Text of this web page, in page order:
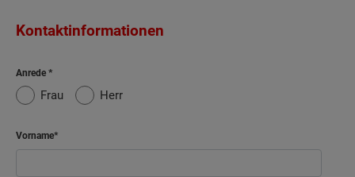
Schlafen
Kind 2
Bad
Kontaktinformationen
Anrede
Frau Herr
Vorname